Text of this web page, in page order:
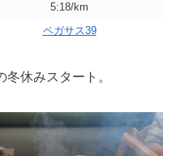
5:18/km
ペガサス39
休みスタート。